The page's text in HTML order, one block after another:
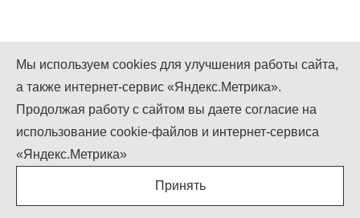
Мы в Instagram Мы в Facebook
Мы в Twitter
+7 (499) 755-92-79
Понедельник-Пятница: 9.00 - 18.00
Суббота-Воскресенье: выходной
igcompany © ООО «БИЗНЕС КАПИТАЛ»
Мы используем cookies для улучшения работы сайта,
а также интернет-сервис «Яндекс.Метрика».
Продолжая работу с сайтом вы даете согласие на
использование cookie-файлов и интернет-сервиса
«Яндекс.Метрика»
Принять